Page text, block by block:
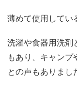
薄めて使用してい
洗濯や食器用洗剤
もあり、キャンプ
との声もありまし